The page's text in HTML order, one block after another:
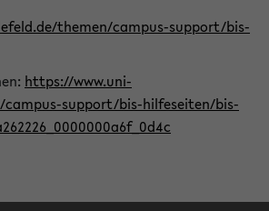
themen/campus-support/bis-
https://www.uni-
campus-support/bis-hilfeseiten/bis-